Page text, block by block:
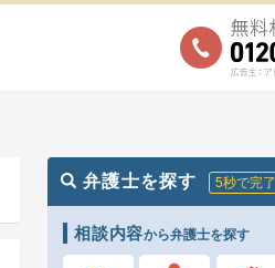
弁護士を探す 5秒で完了
相談内容から弁護士を探す